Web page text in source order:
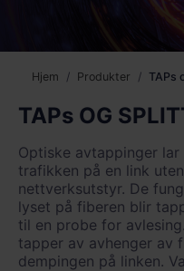
Hjem Produkter TAPs
TAPs OG
Optiske avtappinger
trafikken på en link
nettverksutstyr. De
lyset på fiberen blir
til en probe for
tapper av avhenger av
dempingen på linken.